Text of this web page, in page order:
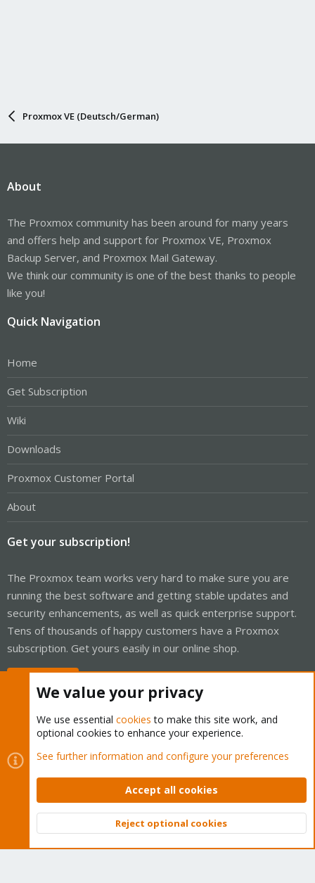
Proxmox VE (Deutsch/German)
About
The Proxmox community has been around for many years
and offers help and support for Proxmox VE, Proxmox
Backup Server, and Proxmox Mail Gateway.
We think our community is one of the best thanks to people
like you!
Quick Navigation
Home
Get Subscription
Wiki
Downloads
Proxmox Customer Portal
About
Get your subscription!
The Proxmox team works very hard to make sure you are
running the best software and getting stable updates and
security enhancements, as well as quick enterprise support.
Tens of thousands of happy customers have a Proxmox
subscription. Get yours easily in our online shop.
Cookies
Proxmox Support Forum - Light Mode
Contact us
Terms and rules Privacy policy Help Home
Community platform by XenForo © 2010-2026 XenForo Ltd.
Top
We value your privacy
We use essential cookies to make this site work, and
optional cookies to enhance your experience.
See further information and configure your preferences
Accept all cookies
Reject optional cookies